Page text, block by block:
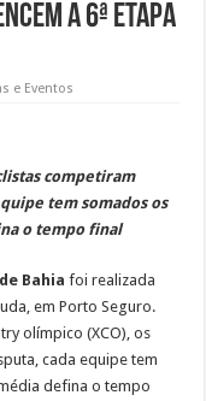
a 6ª etapa
e Eventos
competiram
tem somados os
o tempo final
Bahia foi realizada
em Porto Seguro.
olímpico (XCO), os
cada equipe tem
defina o tempo